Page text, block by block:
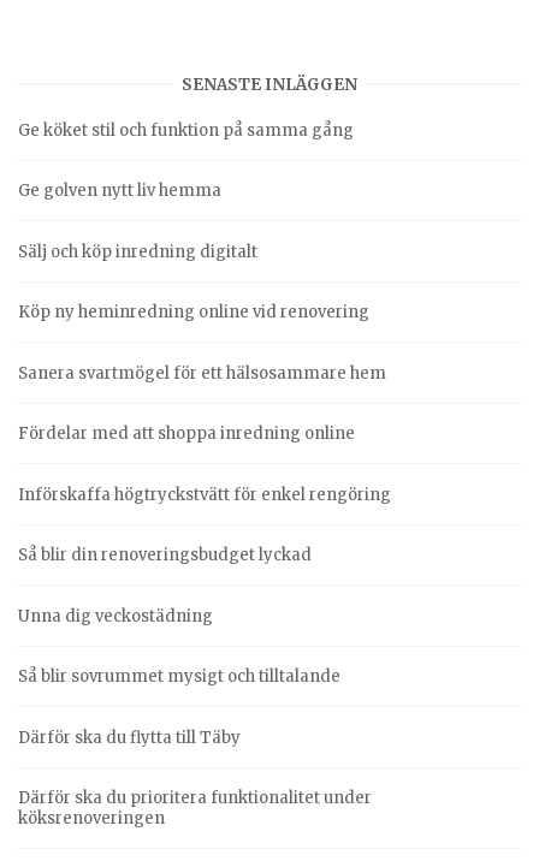
SENASTE INLÄGGEN
Ge köket stil och funktion på samma gång
Ge golven nytt liv hemma
Sälj och köp inredning digitalt
Köp ny heminredning online vid renovering
Sanera svartmögel för ett hälsosammare hem
Fördelar med att shoppa inredning online
Införskaffa högtryckstvätt för enkel rengöring
Så blir din renoveringsbudget lyckad
Unna dig veckostädning
Så blir sovrummet mysigt och tilltalande
Därför ska du flytta till Täby
Därför ska du prioritera funktionalitet under
köksrenoveringen